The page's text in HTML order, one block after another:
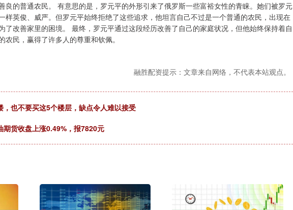
良的普通农民。 有意思的是，罗元平的外形引来了俄罗斯一些富裕女性的青睐。她们被罗元
样英俊、威严。但罗元平始终拒绝了这些追求，他坦言自己不过是一个普通的农民，出现在
了改善家里的困境。 最终，罗元平通过这段经历改善了自己的家庭状况，但他始终保持着自
民，赢得了许多人的尊重和钦佩。
融胜配资提示：文章来自网络，不代表本站观点。
，也不要买这5个楼层，缺点令人难以接受
期货收盘上涨0.49%，报7820元